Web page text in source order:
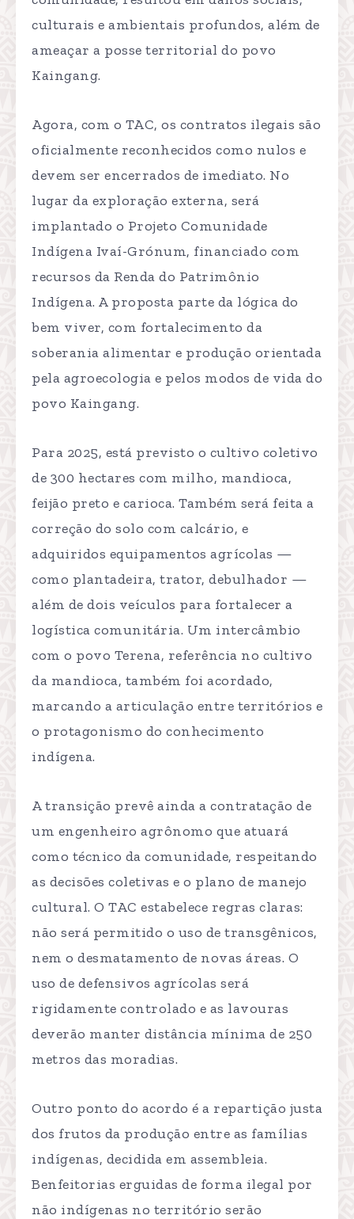
culturais e ambientais profundos, além de
ameaçar a posse territorial do povo
Kaingang.
Agora, com o TAC, os contratos ilegais são
oficialmente reconhecidos como nulos e
devem ser encerrados de imediato. No
lugar da exploração externa, será
implantado o Projeto Comunidade
Indígena Ivaí-Grónum, financiado com
recursos da Renda do Patrimônio
Indígena. A proposta parte da lógica do
bem viver, com fortalecimento da
soberania alimentar e produção orientada
pela agroecologia e pelos modos de vida do
povo Kaingang.
Para 2025, está previsto o cultivo coletivo
de 300 hectares com milho, mandioca,
feijão preto e carioca. Também será feita a
correção do solo com calcário, e
adquiridos equipamentos agrícolas —
como plantadeira, trator, debulhador —
além de dois veículos para fortalecer a
logística comunitária. Um intercâmbio
com o povo Terena, referência no cultivo
da mandioca, também foi acordado,
marcando a articulação entre territórios e
o protagonismo do conhecimento
indígena.
A transição prevê ainda a contratação de
um engenheiro agrônomo que atuará
como técnico da comunidade, respeitando
as decisões coletivas e o plano de manejo
cultural. O TAC estabelece regras claras:
não será permitido o uso de transgênicos,
nem o desmatamento de novas áreas. O
uso de defensivos agrícolas será
rigidamente controlado e as lavouras
deverão manter distância mínima de 250
metros das moradias.
Outro ponto do acordo é a repartição justa
dos frutos da produção entre as famílias
indígenas, decidida em assembleia.
Benfeitorias erguidas de forma ilegal por
não indígenas no território serão